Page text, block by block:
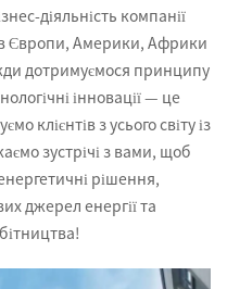
діяльність компанії
Європи, Америки, Африки
дотримуємося принципу
інновації — це
клієнтів з усього світу із
зустрічі з вами, щоб
рішення,
джерел енергії та